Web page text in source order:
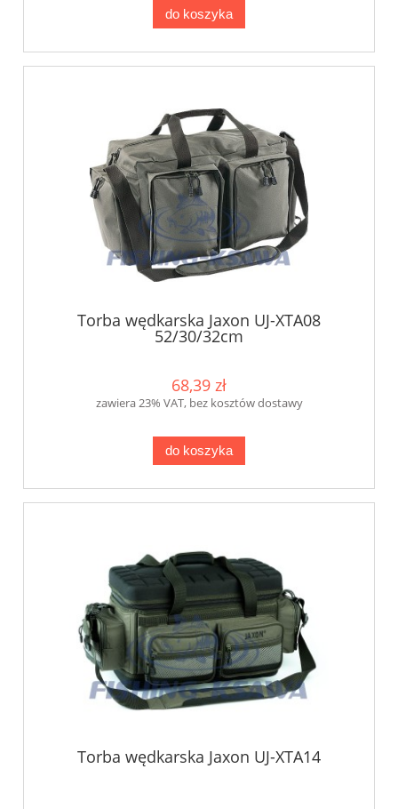
do koszyka
Torba wędkarska Jaxon UJ-XTA08
52/30/32cm
68,39 zł
zawiera 23% VAT, bez kosztów dostawy
do koszyka
Torba wędkarska Jaxon UJ-XTA14